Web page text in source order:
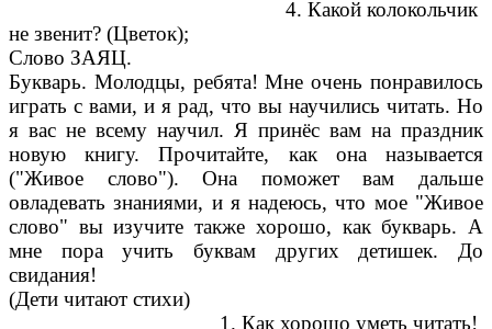
4. Какой колокольчик
не звенит? (Цветок);
Слово ЗАЯЦ.
Букварь. Молодцы, ребята! Мне очень понравилось
играть с вами, и я рад, что вы научились читать. Но
я вас не всему научил. Я принёс вам на праздник
новую книгу. Прочитайте, как она называется
("Живое слово"). Она поможет вам дальше
овладевать знаниями, и я надеюсь, что мое "Живое
слово" вы изучите также хорошо, как букварь. А
мне пора учить буквам других детишек. До
свидания!
(Дети читают стихи)
1. Как хорошо уметь читать!